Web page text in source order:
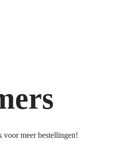
voor meer bestellingen!